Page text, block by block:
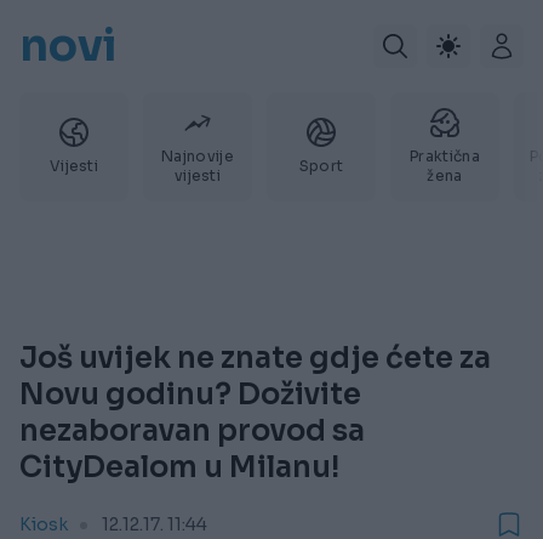
novi
Vijesti
Najnovije
vijesti
Sport
Praktična
žena
Još uvijek ne znate gdje ćete za
Novu godinu? Doživite
nezaboravan provod sa
CityDealom u Milanu!
Kiosk 12.12.17. 11:44